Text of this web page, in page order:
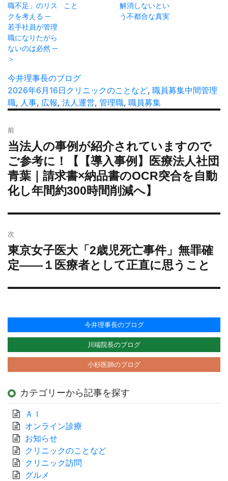
職不足」のリス
クを考える ─
若手社員が管理
職になりたがら
ないのは必然 ─
＞
こと
解消しないとい
う不都合な真実
投
稿
者
今井理事長のブログ
投
稿
2026年6月16日 カ
テ
ー
クリニックのことなど, 職員募集タ
中間管理
職, 人事, 広報, 法人運営, 管理職, 職員募集
稿
ナ
ビ
ゲ
ー
ョ
ン
前
過
去
の
投
稿:
当法人の事例が紹介されていますので
ご参考に！【【導入事例】医療法人社団
青葉｜請求書×納品書のOCR突合を自動
化し年間約300時間削減へ】
次
次
の
投
稿:
東京女子医大「2歳児死亡事件」無罪確
定——１医療者として正直に思うこと
今井理事長のブログ
川端院長のブログ
小杉医師のブログ
カテゴリーから記事を探す
ＡＩ
オンライン診療
お知らせ
クリニックのことなど
クリニック訪問
グルメ